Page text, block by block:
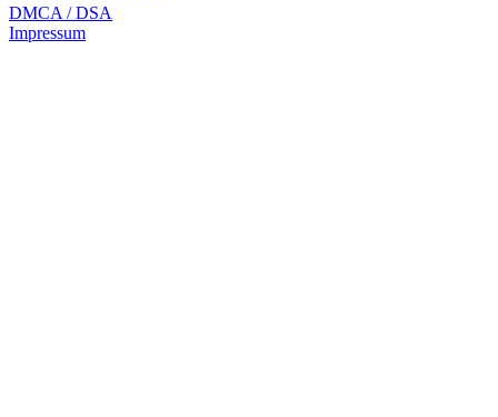
DMCA / DSA
Impressum